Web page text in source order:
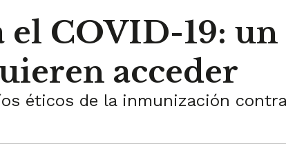
el COVID-19:
acceder
éticos de la inmunización